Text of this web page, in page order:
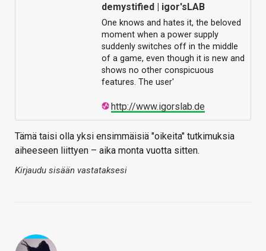
demystified | igor'sLAB
One knows and hates it, the beloved
moment when a power supply
suddenly switches off in the middle
of a game, even though it is new and
shows no other conspicuous
features. The user'
http://www.igorslab.de
Tämä taisi olla yksi ensimmäisiä "oikeita" tutkimuksia
aiheeseen liittyen – aika monta vuotta sitten.
Kirjaudu sisään vastataksesi